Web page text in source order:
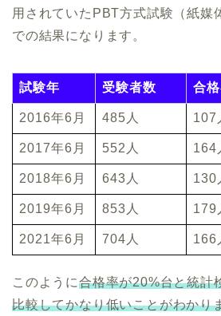
用されていたPBT方式試験（紙媒
での結果になります。
試験年 受験者数 合
2016年6月 485人 107
2017年6月 552人 164
2018年6月 643人 130
2019年6月 853人 179
2021年6月 704人 166
このように合格率が20%台と統計
比較してかなり低いことがわかり